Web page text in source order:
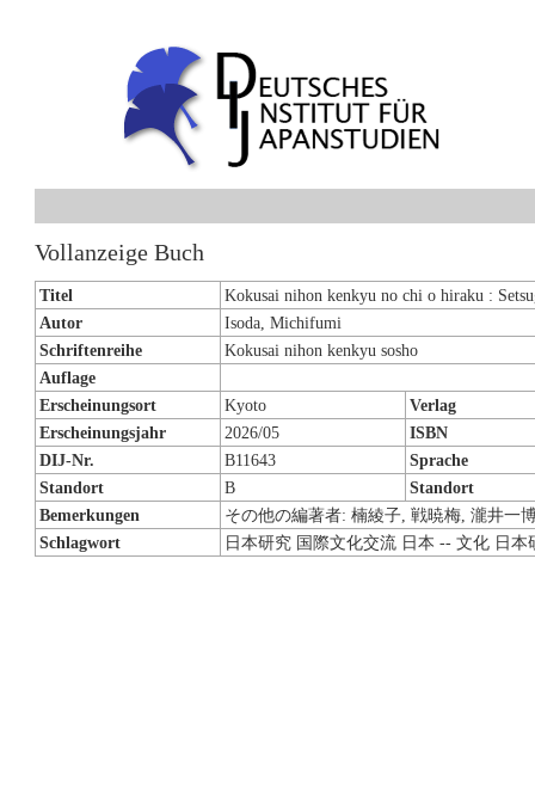
Vollanzeige Buch
Titel
Kokusai nihon kenkyu no chi o hiraku :
Autor
Isoda, Michifumi
Schriftenreihe
Kokusai nihon kenkyu sosho
Auflage
Erscheinungsort
Kyoto
Verlag
Erscheinungsjahr
2026/05
ISBN
DIJ-Nr.
B11643
Sprache
Standort
B
Standort
Bemerkungen
その他の編著者: 楠綾子, 戦暁梅, 瀧井一
Schlagwort
日本研究 国際文化交流 日本 -- 文化 日本